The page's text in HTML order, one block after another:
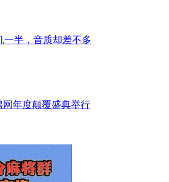
一半，音质却差不多
网年度颠覆盛典举行